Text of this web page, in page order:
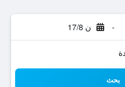
- ن 17/8
بحث